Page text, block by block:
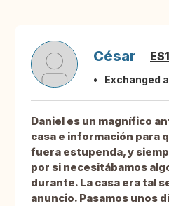
César
Exchanged
Daniel es un magnífico
casa e información para
fuera estupenda, y
por si necesitábamos
durante. La casa era tal
anuncio. Pasamos unos